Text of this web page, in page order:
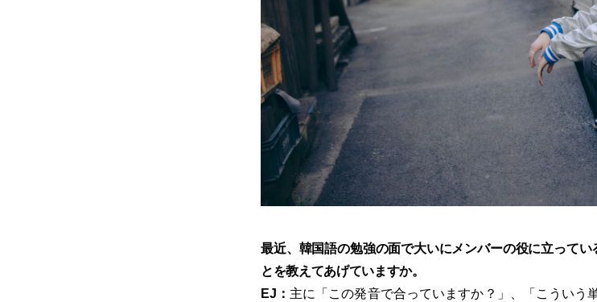
最近、韓国語の勉強の面で大いにメンバーの役に立って
とを教えてあげていますか。
EJ： 主に「この発音で合っていますか？」、「こういう